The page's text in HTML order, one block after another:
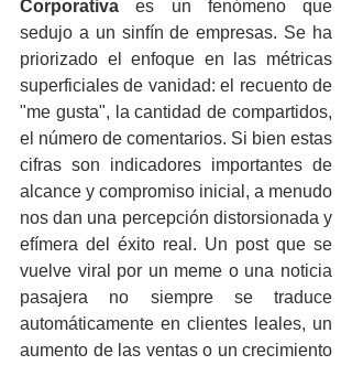
Corporativa es un fenómeno que
sedujo a un sinfín de empresas. Se ha
priorizado el enfoque en las métricas
superficiales de vanidad: el recuento de
"me gusta", la cantidad de compartidos,
el número de comentarios. Si bien estas
cifras son indicadores importantes de
alcance y compromiso inicial, a menudo
nos dan una percepción distorsionada y
efímera del éxito real. Un post que se
vuelve viral por un meme o una noticia
pasajera no siempre se traduce
automáticamente en clientes leales, un
aumento de las ventas o un crecimiento